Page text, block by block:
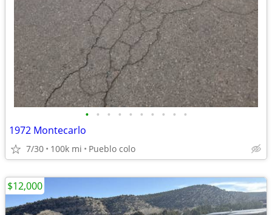
• • • • • • • • • •
1972 Montecarlo
7/30 100k mi Pueblo colo
$12,000